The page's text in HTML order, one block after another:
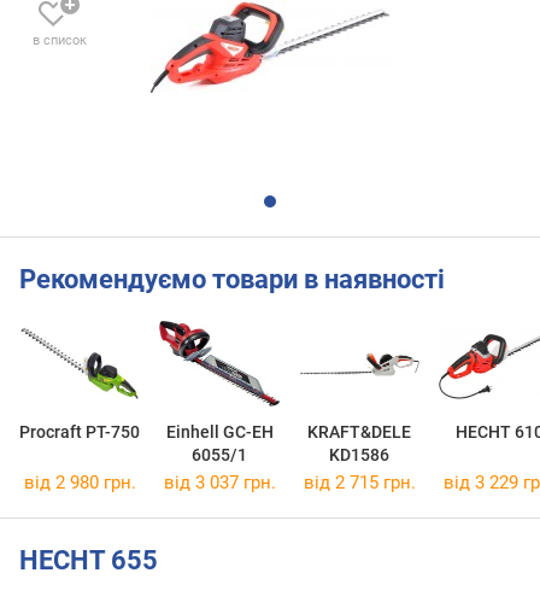
в список
Рекомендуємо товари в наявності
Procraft PT-750
Einhell GC-EH
6055/1
KRAFT&DELE
KD1586
HECHT
від 2 980 грн. від 3 037 грн. від 2 715 грн. від 3 229
HECHT 655